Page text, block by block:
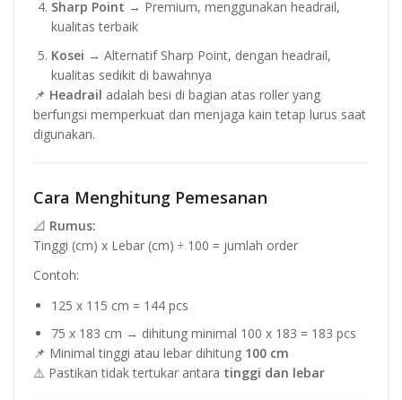
Sharp Point → Premium, menggunakan headrail,
kualitas terbaik
Kosei → Alternatif Sharp Point, dengan headrail,
kualitas sedikit di bawahnya
📌 Headrail adalah besi di bagian atas roller yang
berfungsi memperkuat dan menjaga kain tetap lurus saat
digunakan.
Cara Menghitung Pemesanan
📐 Rumus:
Tinggi (cm) x Lebar (cm) ÷ 100 = jumlah order
Contoh:
125 x 115 cm = 144 pcs
75 x 183 cm → dihitung minimal 100 x 183 = 183 pcs
📌 Minimal tinggi atau lebar dihitung 100 cm
⚠️ Pastikan tidak tertukar antara tinggi dan lebar